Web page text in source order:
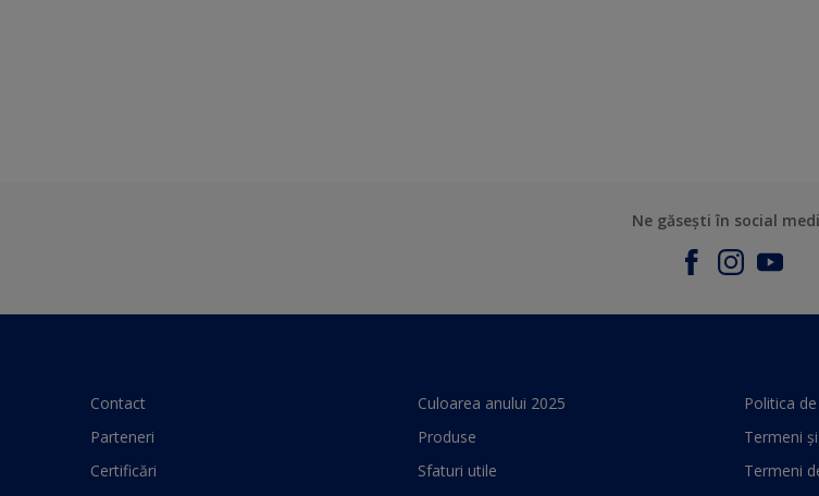
Ne găsești în social
Contact
Parteneri
Certificări
Culoarea anului 2025
Produse
Sfaturi utile
Politica
Termeni
Termeni